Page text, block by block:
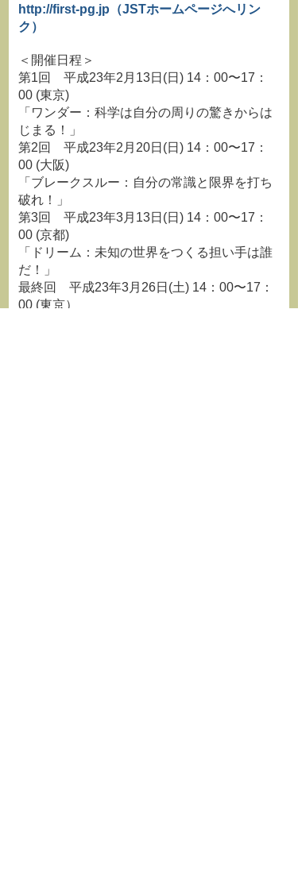
http://first-pg.jp（JSTホームページへリン
ク）
＜開催日程＞
第1回 平成23年2月13日(日) 14：00〜17：
00 (東京)
「ワンダー：科学は自分の周りの驚きからは
じまる！」
第2回 平成23年2月20日(日) 14：00〜17：
00 (大阪)
「ブレークスルー：自分の常識と限界を打ち
破れ！」
第3回 平成23年3月13日(日) 14：00〜17：
00 (京都)
「ドリーム：未知の世界をつくる担い手は誰
だ！」
最終回 平成23年3月26日(土) 14：00〜17：
00 (東京）